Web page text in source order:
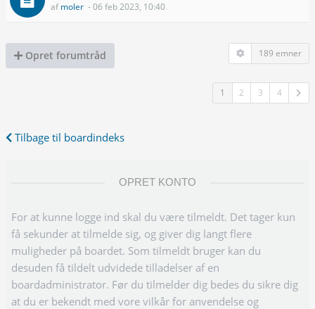
afmoler - 06 feb 2023, 10:40
Opret forumtråd 189 emner
1 2 3 4
Tilbage til boardindeks
OPRET KONTO
For at kunne logge ind skal du være tilmeldt. Det tager kun
få sekunder at tilmelde sig, og giver dig langt flere
muligheder på boardet. Som tilmeldt bruger kan du
desuden få tildelt udvidede tilladelser af en
boardadministrator. Før du tilmelder dig bedes du sikre dig
at du er bekendt med vore vilkår for anvendelse og